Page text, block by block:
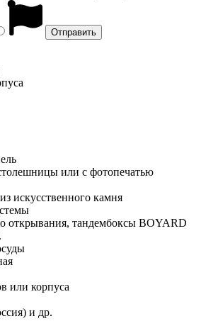
или с фотопечатью
искусственного камня
тандембоксы BOYARD
или корпуса
и др.